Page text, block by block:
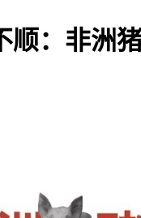
顺：非洲